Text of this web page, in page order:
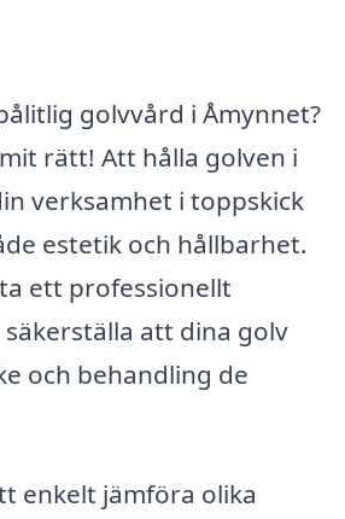
golvvård i Åmynnet?
rätt! Att hålla golven i
verksamhet i toppskick
estetik och hållbarhet.
ett professionellt
att dina golv
och behandling de
enkelt jämföra olika